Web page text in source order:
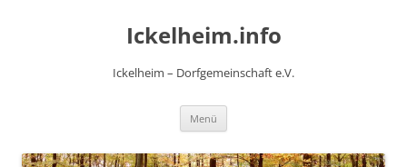
Ickelheim.info
Ickelheim – Dorfgemeinschaft e.V.
Menü